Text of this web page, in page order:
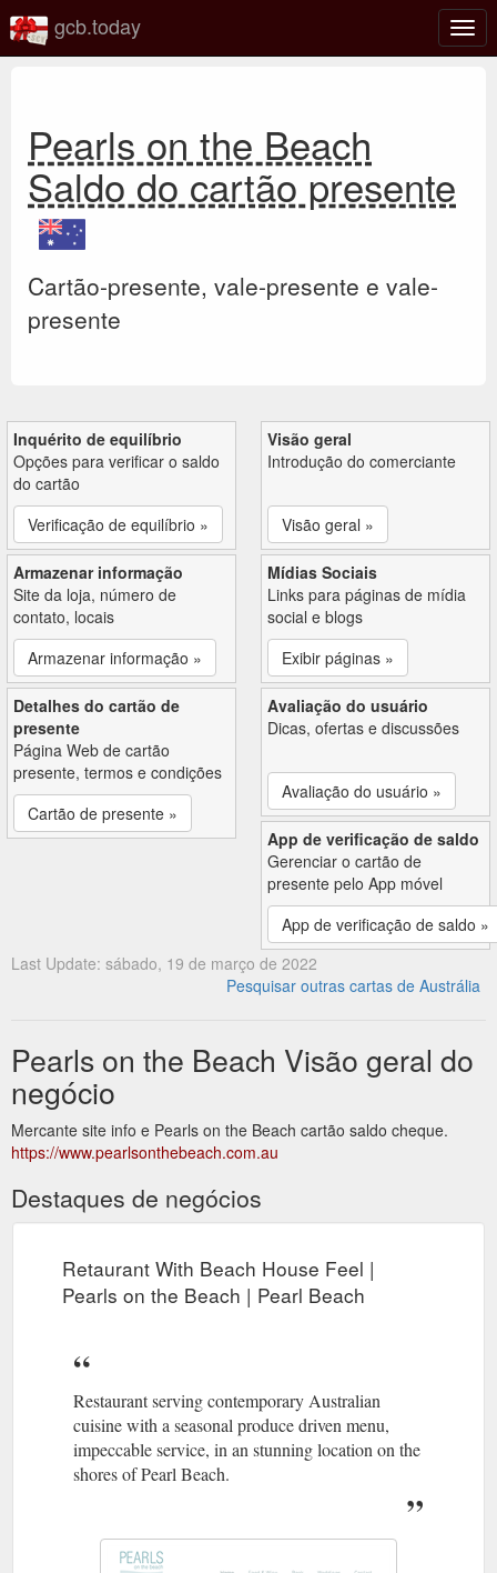
gcb.today
Pearls on the Beach
Saldo do cartão presente
Cartão-presente, vale-presente e vale-
presente
Inquérito de equilíbrio
Opções para verificar o saldo
do cartão
Verificação de equilíbrio »
Visão geral
Introdução do comerciante
Visão geral »
Armazenar informação
Site da loja, número de
contato, locais
Armazenar informação »
Mídias Sociais
Links para páginas de mídia
social e blogs
Exibir páginas »
Detalhes do cartão de
presente
Página Web de cartão
presente, termos e condições
Cartão de presente »
Avaliação do usuário
Dicas, ofertas e discussões
Avaliação do usuário »
App de verificação de saldo
Gerenciar o cartão de
presente pelo App móvel
App de verificação de saldo »
Last Update: sábado, 19 de março de 2022
Pesquisar outras cartas de Austrália
Pearls on the Beach Visão geral do
negócio
Mercante site info e Pearls on the Beach cartão saldo cheque.
https://www.pearlsonthebeach.com.au
Destaques de negócios
Retaurant With Beach House Feel |
Pearls on the Beach | Pearl Beach
Restaurant serving contemporary Australian
cuisine with a seasonal produce driven menu,
impeccable service, in an stunning location on the
shores of Pearl Beach.